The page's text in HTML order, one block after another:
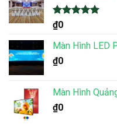
Được xếp
hạng
5 sao
₫0
Màn Hình LED
₫0
Màn Hình
₫0